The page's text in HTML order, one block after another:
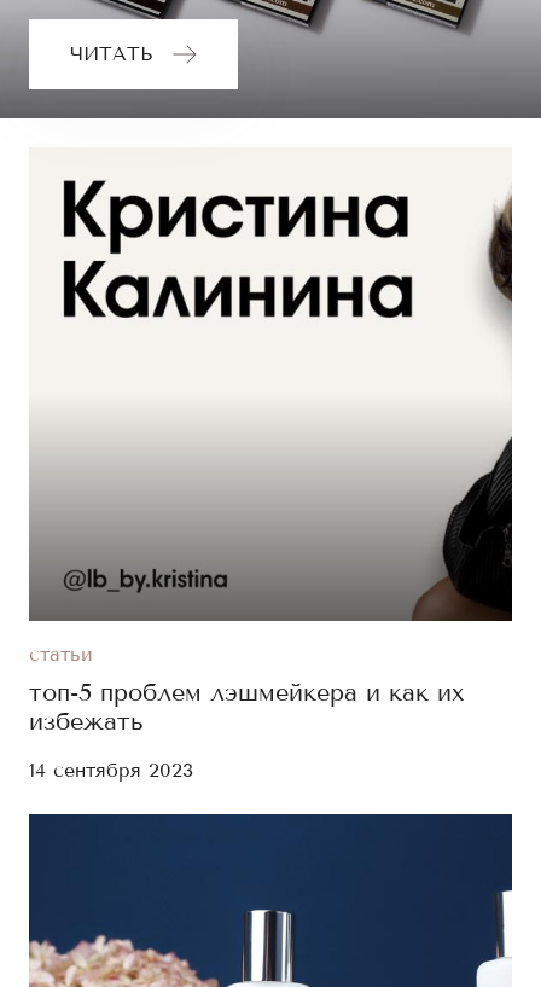
ЧИТАТЬ
статьи
топ-5 проблем лэшмейкера и как их
избежать
14 сентября 2023